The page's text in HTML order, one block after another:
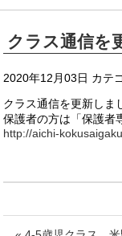
クラス通信を
2020年12月03日 カテ
クラス通信を更新しま
保護者の方は「保護者
http://aichi-